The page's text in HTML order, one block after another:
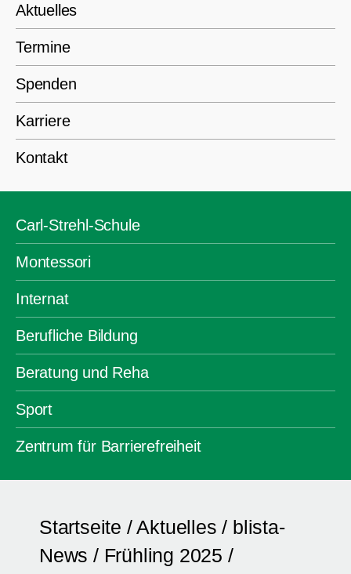
Aktuelles
Termine
Spenden
Karriere
Kontakt
Carl-Strehl-Schule
Montessori
Internat
Berufliche Bildung
Beratung und Reha
Sport
Zentrum für Barrierefreiheit
Startseite /Aktuelles / blista-
News / Frühling 2025 /